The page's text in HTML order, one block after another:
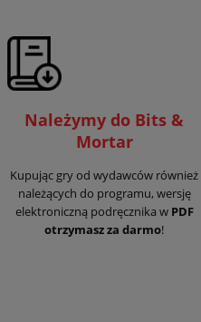
Należymy do Bits &
Mortar
Kupując gry od wydawców również
należących do programu, wersję
elektroniczną podręcznika w PDF
otrzymasz za darmo!